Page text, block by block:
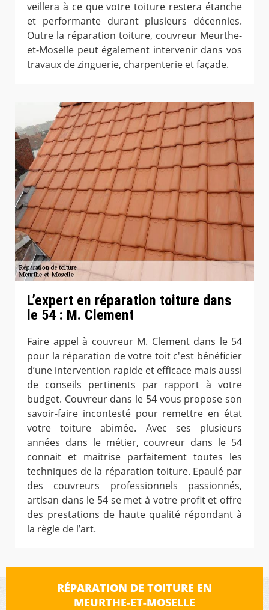
veillera à ce que votre toiture restera étanche
et performante durant plusieurs décennies.
Outre la réparation toiture, couvreur Meurthe-
et-Moselle peut également intervenir dans vos
travaux de zinguerie, charpenterie et façade.
L’expert en réparation toiture dans
le 54 : M. Clement
Faire appel à couvreur M. Clement dans le 54
pour la réparation de votre toit c'est bénéficier
d’une intervention rapide et efficace mais aussi
de conseils pertinents par rapport à votre
budget. Couvreur dans le 54 vous propose son
savoir-faire incontesté pour remettre en état
votre toiture abimée. Avec ses plusieurs
années dans le métier, couvreur dans le 54
connait et maitrise parfaitement toutes les
techniques de la réparation toiture. Epaulé par
des couvreurs professionnels passionnés,
artisan dans le 54 se met à votre profit et offre
des prestations de haute qualité répondant à
la règle de l’art.
RÉPARATION DE TOITURE EN
MEURTHE-ET-MOSELLE